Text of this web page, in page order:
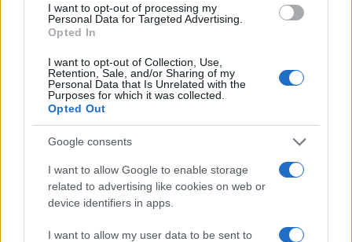
I want to opt-out of processing my
Personal Data for Targeted Advertising.
Opted In
I want to opt-out of Collection, Use,
Retention, Sale, and/or Sharing of my
Personal Data that Is Unrelated with the
Purposes for which it was collected.
Opted Out
Google consents
I want to allow Google to enable storage
related to advertising like cookies on web or
device identifiers in apps.
I want to allow my user data to be sent to